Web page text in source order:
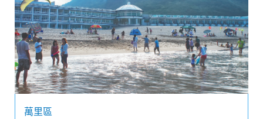
萬里區